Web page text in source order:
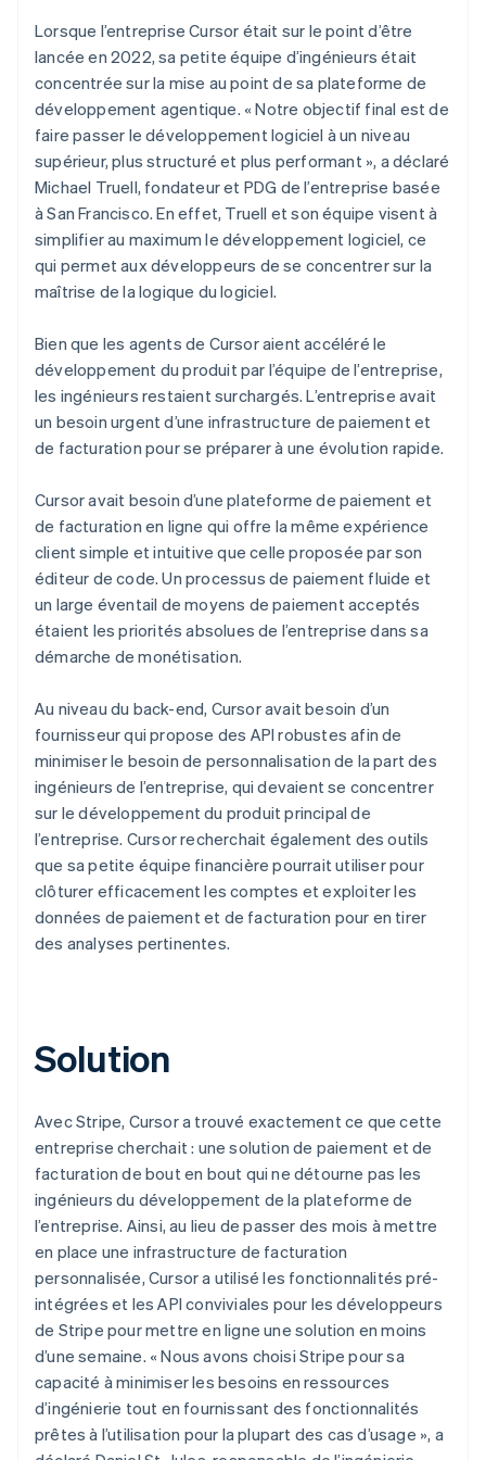
Lorsque l’entreprise Cursor était sur le point d’être
lancée en 2022, sa petite équipe d’ingénieurs était
concentrée sur la mise au point de sa plateforme de
développement agentique. « Notre objectif final est de
faire passer le développement logiciel à un niveau
supérieur, plus structuré et plus performant », a déclaré
Michael Truell, fondateur et PDG de l’entreprise basée
à San Francisco. En effet, Truell et son équipe visent à
simplifier au maximum le développement logiciel, ce
qui permet aux développeurs de se concentrer sur la
maîtrise de la logique du logiciel.
Bien que les agents de Cursor aient accéléré le
développement du produit par l’équipe de l’entreprise,
les ingénieurs restaient surchargés. L’entreprise avait
un besoin urgent d’une infrastructure de paiement et
de facturation pour se préparer à une évolution rapide.
Cursor avait besoin d’une plateforme de paiement et
de facturation en ligne qui offre la même expérience
client simple et intuitive que celle proposée par son
éditeur de code. Un processus de paiement fluide et
un large éventail de moyens de paiement acceptés
étaient les priorités absolues de l’entreprise dans sa
démarche de monétisation.
Au niveau du back-end, Cursor avait besoin d’un
fournisseur qui propose des API robustes afin de
minimiser le besoin de personnalisation de la part des
ingénieurs de l’entreprise, qui devaient se concentrer
sur le développement du produit principal de
l’entreprise. Cursor recherchait également des outils
que sa petite équipe financière pourrait utiliser pour
clôturer efficacement les comptes et exploiter les
données de paiement et de facturation pour en tirer
des analyses pertinentes.
Solution
Avec Stripe, Cursor a trouvé exactement ce que cette
entreprise cherchait : une solution de paiement et de
facturation de bout en bout qui ne détourne pas les
ingénieurs du développement de la plateforme de
l’entreprise. Ainsi, au lieu de passer des mois à mettre
en place une infrastructure de facturation
personnalisée, Cursor a utilisé les fonctionnalités pré-
intégrées et les API conviviales pour les développeurs
de Stripe pour mettre en ligne une solution en moins
d’une semaine. « Nous avons choisi Stripe pour sa
capacité à minimiser les besoins en ressources
d’ingénierie tout en fournissant des fonctionnalités
prêtes à l’utilisation pour la plupart des cas d’usage », a